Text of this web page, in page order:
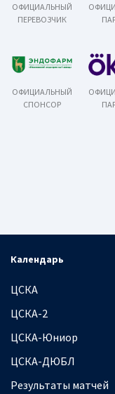
ОФИЦИАЛЬНЫЙ
ПЕРЕВОЗЧИК
ОФИЦИАЛЬНЫЙ
СПОНСОР
Календарь
ЦСКА
ЦСКА-2
ЦСКА-Юниор
ЦСКА-ДЮБЛ
Результаты матчей